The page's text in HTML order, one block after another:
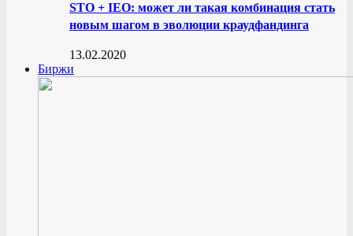
STO + IEO: может ли такая комбинация стать
новым шагом в эволюции краудфандинга
13.02.2020
Биржи